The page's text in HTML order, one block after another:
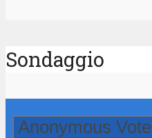
Sondaggio
Anonymous Vote